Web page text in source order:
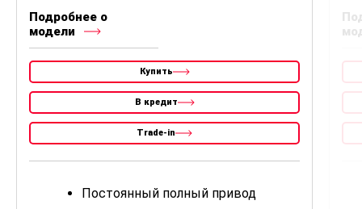
Подробнее о
модели
Купить
В кредит
Trade-in
Постоянный полный привод